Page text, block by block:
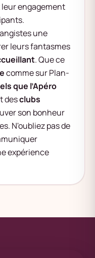
engagement
une
leurs fantasmes
. Que ce
comme sur Plan-
que l’Apéro
desclubs
son bonheur
N'oubliez pas de
expérience